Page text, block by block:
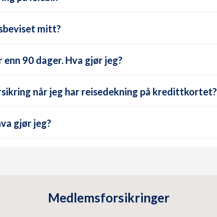
mitt?
90 dager. Hva gjør jeg?
når jeg har reisedekning på kredittkortet?
gjør jeg?
Medlemsforsikringer